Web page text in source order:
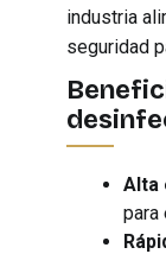
industria
seguridad
Alta
para